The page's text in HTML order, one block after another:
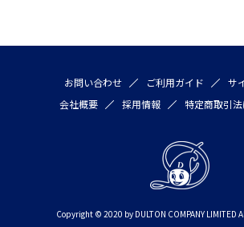
お問い合わせ ご利用ガイド
サ
会社概要
採用情報 特定商取引
Copyright © 2020 by DULTON COMPANY LIMITED